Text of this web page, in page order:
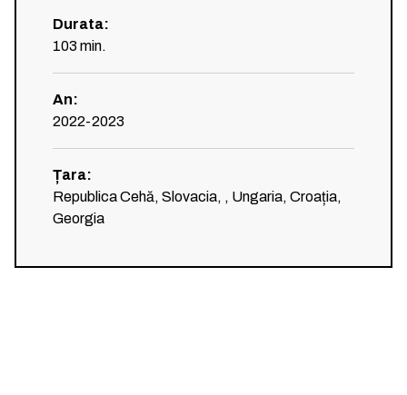
Durata:
103 min.
An:
2022-2023
Țara:
Republica Cehă, Slovacia, , Ungaria, Croația,
Georgia